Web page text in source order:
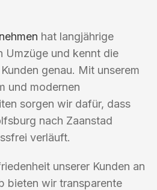
hat langjährige
Umzüge und kennt die
genau. Mit unserem
und modernen
sorgen wir dafür, dass
nach Zaanstad
verläuft.
unserer Kunden an
bieten wir transparente